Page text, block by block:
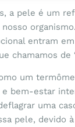
a pele é um
entram
chamamos de
um
e bem-estar
uma
pele, devido